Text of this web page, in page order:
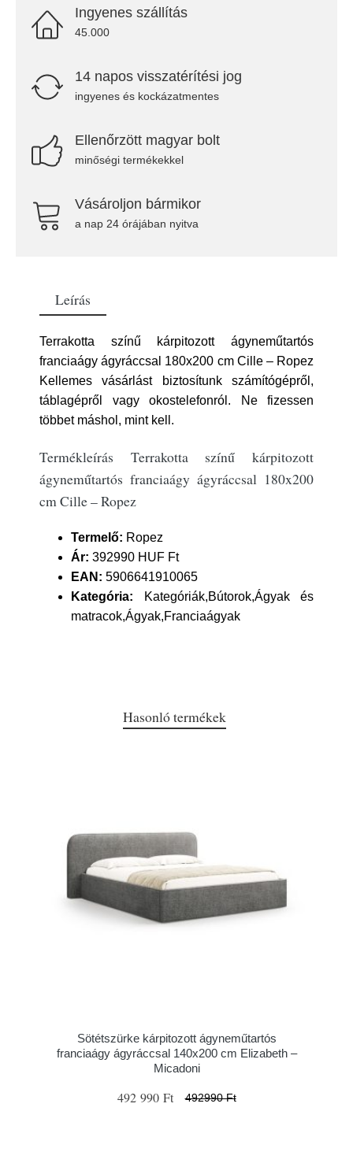
Ingyenes szállítás
45.000
14 napos visszatérítési jog
ingyenes és kockázatmentes
Ellenőrzött magyar bolt
minőségi termékekkel
Vásároljon bármikor
a nap 24 órájában nyitva
Leírás
Terrakotta színű kárpitozott ágyneműtartós
franciaágy ágyráccsal 180x200 cm Cille – Ropez
Kellemes vásárlást biztosítunk számítógépről,
táblagépről vagy okostelefonról. Ne fizessen
többet máshol, mint kell.
Termékleírás Terrakotta színű kárpitozott
ágyneműtartós franciaágy ágyráccsal 180x200
cm Cille – Ropez
Termelő: Ropez
Ár: 392990 HUF Ft
EAN: 5906641910065
Kategória: Kategóriák,Bútorok,Ágyak és
matracok,Ágyak,Franciaágyak
Hasonló termékek
Sötétszürke kárpitozott ágyneműtartós
franciaágy ágyráccsal 140x200 cm Elizabeth –
Micadoni
492 990 Ft 492990 Ft